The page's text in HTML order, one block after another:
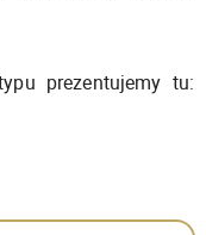
prezentujemy tu: